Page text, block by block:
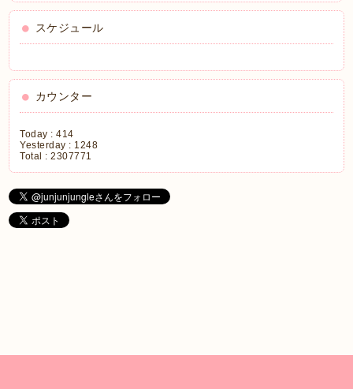
スケジュール
カウンター
Today :414
Yesterday : 1248
Total :2307771